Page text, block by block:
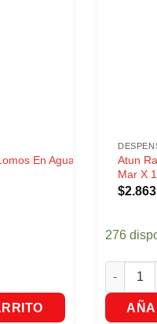
En Agua
En Agua X175Gr.
Atun
Mar X
$2.863
276
Atun